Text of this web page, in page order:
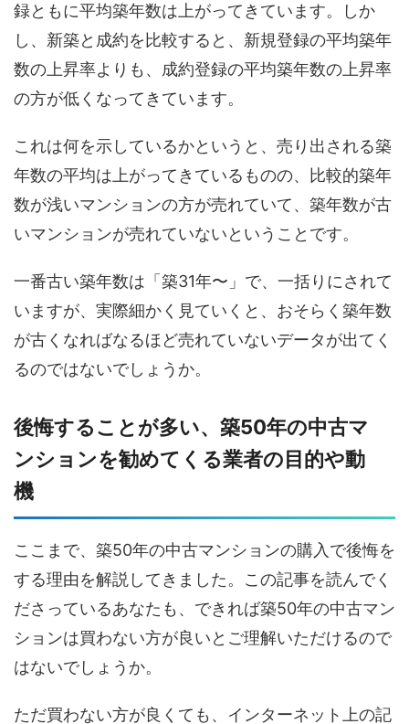
録ともに平均築年数は上がってきています。しか
し、新築と成約を比較すると、新規登録の平均築年
数の上昇率よりも、成約登録の平均築年数の上昇率
の方が低くなってきています。
これは何を示しているかというと、売り出される築
年数の平均は上がってきているものの、比較的築年
数が浅いマンションの方が売れていて、築年数が古
いマンションが売れていないということです。
一番古い築年数は「築31年〜」で、一括りにされて
いますが、実際細かく見ていくと、おそらく築年数
が古くなればなるほど売れていないデータが出てく
るのではないでしょうか。
後悔することが多い、築50年の中古マ
ンションを勧めてくる業者の目的や動
機
ここまで、築50年の中古マンションの購入で後悔を
する理由を解説してきました。この記事を読んでく
ださっているあなたも、できれば築50年の中古マン
ションは買わない方が良いとご理解いただけるので
はないでしょうか。
ただ買わない方が良くても、インターネット上の記